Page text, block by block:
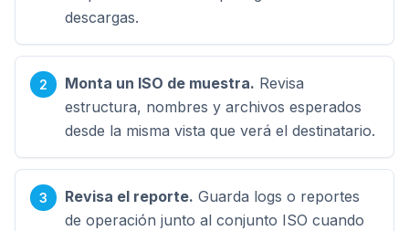
descargas.
Monta un ISO de muestra. Revisa
estructura, nombres y archivos esperados
desde la misma vista que verá el destinatario.
Revisa el reporte. Guarda logs o reportes
de operación junto al conjunto ISO cuando